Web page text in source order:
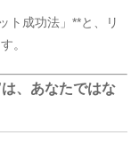
ト成功法」**と、リ
。
、あなたではな